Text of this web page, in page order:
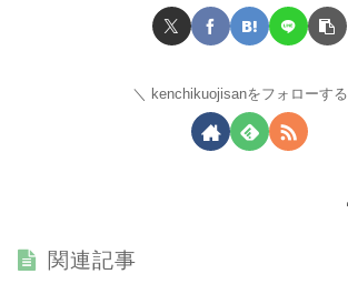
kenchikuojisanをフォローする
関連記事